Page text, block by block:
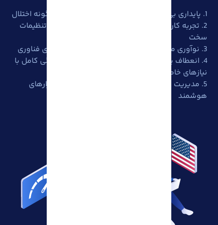
1. پایداری بی وقفه با زیرساختی مقاوم در برابر هرگونه اختلال
2. تجربه کاربری روان بدون پیچیدگی فنی یا نیاز به تنظیمات
سخت
3. نوآوری مداوم با بهره گیری از آخرین پیشرفت‌های فناوری
4. انعطاف پذیری شخصی سازی شده برای هماهنگی کامل با
نیازهای خاص شما
5. مدیریت ساده منابع با پنل کاربری پیشرفته و ابزارهای
هوشمند